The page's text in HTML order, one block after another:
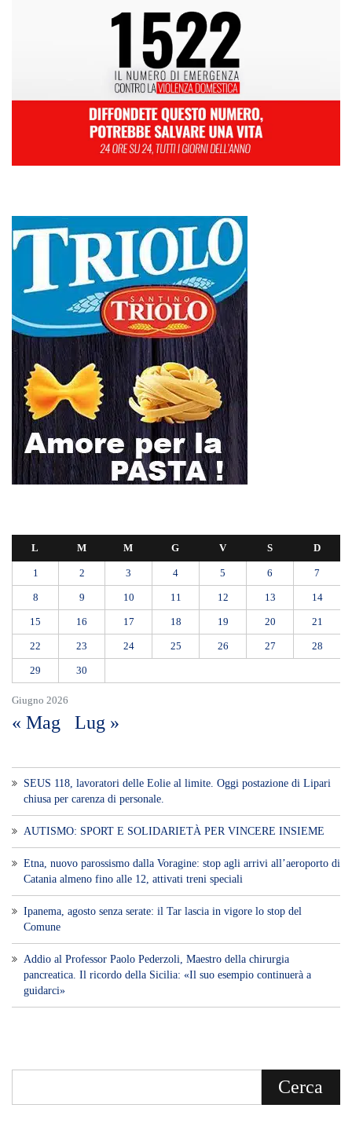
Giugno 2026
L M M G V S D
1 2 3 4 5 6 7
8 9 10 11 12 13 14
15 16 17 18 19 20 21
22 23 24 25 26 27 28
29 30
« Mag Lug »
SEUS 118, lavoratori delle Eolie al limite. Oggi postazione di Lipari
chiusa per carenza di personale.
AUTISMO: SPORT E SOLIDARIETÀ PER VINCERE INSIEME
Etna, nuovo parossismo dalla Voragine: stop agli arrivi all’aeroporto di
Catania almeno fino alle 12, attivati treni speciali
Ipanema, agosto senza serate: il Tar lascia in vigore lo stop del
Comune
Addio al Professor Paolo Pederzoli, Maestro della chirurgia
pancreatica. Il ricordo della Sicilia: «Il suo esempio continuerà a
guidarci»